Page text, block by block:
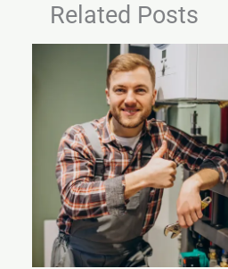
Related Posts